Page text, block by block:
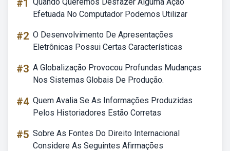
#1
Efetuada No Computador Podemos Utilizar
#2 O Desenvolvimento De Apresentações
Eletrônicas Possui Certas Características
#3 A Globalização Provocou Profundas Mudanças
Nos Sistemas Globais De Produção.
#4 Quem Avalia Se As Informações Produzidas
Pelos Historiadores Estão Corretas
#5 Sobre As Fontes Do Direito Internacional
Considere As Seguintes Afirmações